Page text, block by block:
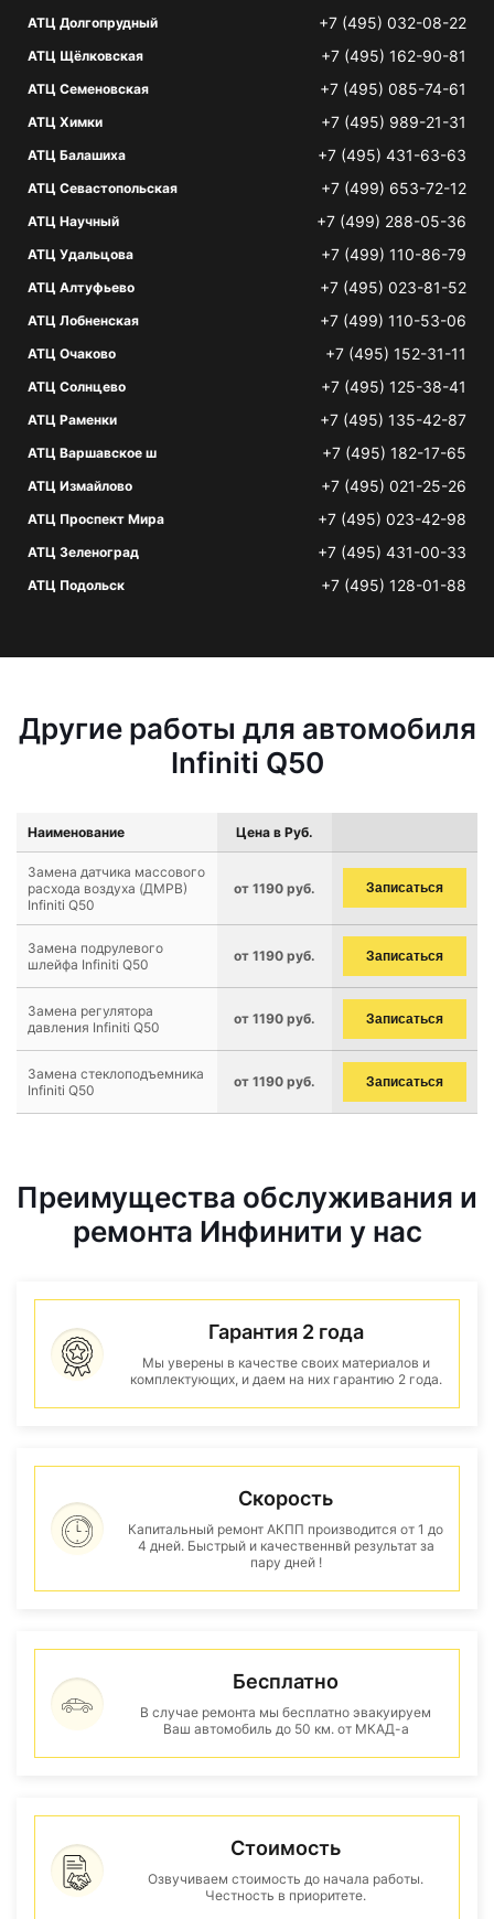
АТЦ Долгопрудный +7 (495) 032-08-22
АТЦ Щёлковская +7 (495) 162-90-81
АТЦ Семеновская +7 (495) 085-74-61
АТЦ Химки +7 (495) 989-21-31
АТЦ Балашиха +7 (495) 431-63-63
АТЦ Севастопольская +7 (499) 653-72-12
АТЦ Научный +7 (499) 288-05-36
АТЦ Удальцова +7 (499) 110-86-79
АТЦ Алтуфьево +7 (495) 023-81-52
АТЦ Лобненская +7 (499) 110-53-06
АТЦ Очаково +7 (495) 152-31-11
АТЦ Солнцево +7 (495) 125-38-41
АТЦ Раменки +7 (495) 135-42-87
АТЦ Варшавское ш +7 (495) 182-17-65
АТЦ Измайлово +7 (495) 021-25-26
АТЦ Проспект Мира +7 (495) 023-42-98
АТЦ Зеленоград +7 (495) 431-00-33
АТЦ Подольск +7 (495) 128-01-88
Другие работы для автомобиля
Infiniti Q50
Наименование Цена в Руб.
Замена датчика массового
расхода воздуха (ДМРВ)
Infiniti Q50
от 1190 руб. Записаться
Замена подрулевого
шлейфа Infiniti Q50
от 1190 руб. Записаться
Замена регулятора
давления Infiniti Q50
от 1190 руб. Записаться
Замена стеклоподъемника
Infiniti Q50
от 1190 руб. Записаться
Преимущества обслуживания и
ремонта Инфинити у нас
Гарантия 2 года
Мы уверены в качестве своих материалов и
комплектующих, и даем на них гарантию 2 года.
Скорость
Капитальный ремонт АКПП производится от 1 до
4 дней. Быстрый и качественнвй результат за
пару дней !
Бесплатно
В случае ремонта мы бесплатно эвакуируем
Ваш автомобиль до 50 км. от МКАД-а
Стоимость
Озвучиваем стоимость до начала работы.
Честность в приоритете.